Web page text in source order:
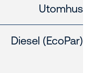
Utomhus
Diesel (EcoPar)